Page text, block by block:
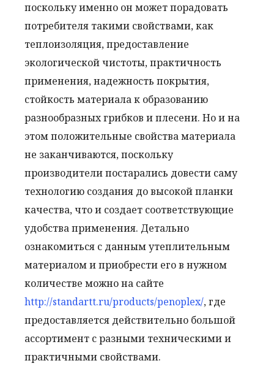
поскольку именно он может порадовать
потребителя такими свойствами, как
теплоизоляция, предоставление
экологической чистоты, практичность
применения, надежность покрытия,
стойкость материала к образованию
разнообразных грибков и плесени. Но и на
этом положительные свойства материала
не заканчиваются, поскольку
производители постарались довести саму
технологию создания до высокой планки
качества, что и создает соответствующие
удобства применения. Детально
ознакомиться с данным утеплительным
материалом и приобрести его в нужном
количестве можно на сайте
http://standartt.ru/products/penoplex/, где
предоставляется действительно большой
ассортимент с разными техническими и
практичными свойствами.